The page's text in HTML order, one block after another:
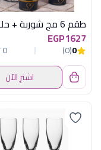
EGP1627
0
(0)
0 تم البيع
اشترِ الآن